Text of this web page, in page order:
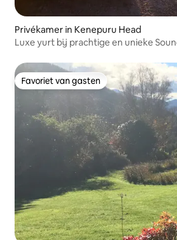
Privékamer in Kenepuru Head
Luxe yurt bij prachtige en unieke
Favoriet van gasten
Favoriet van gasten